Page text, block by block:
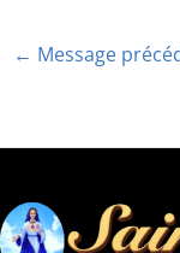
← Message